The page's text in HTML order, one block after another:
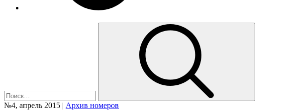
№4, апрель 2015 | Архив номеров